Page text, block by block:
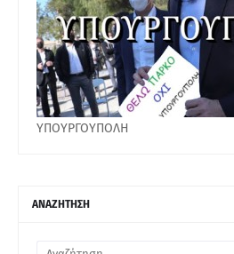
ΥΠΟΥΡΓΟΥΠΟΛΗ
ΑΝΑΖΗΤΗΣΗ